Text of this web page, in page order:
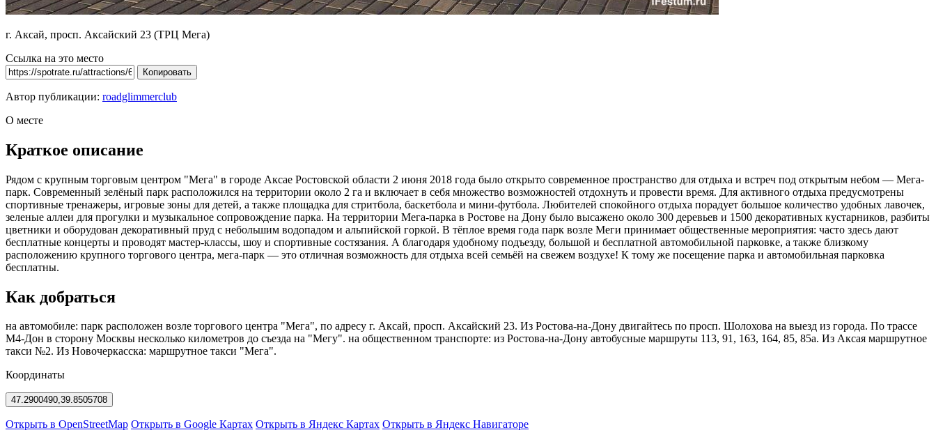
г. Аксай, просп. Аксайский 23 (ТРЦ Мега)
Ссылка на это место
Копировать
Автор публикации: roadglimmerclub
О месте
Краткое описание
Рядом с крупным торговым центром "Мега" в городе Аксае Ростовской области 2 июня 2018 года было открыто современное пространство для отдыха и встреч под открытым небом — Мега-
парк. Современный зелёный парк расположился на территории около 2 га и включает в себя множество возможностей отдохнуть и провести время. Для активного отдыха предусмотрены
спортивные тренажеры, игровые зоны для детей, а также площадка для стритбола, баскетбола и мини-футбола. Любителей спокойного отдыха порадует большое количество удобных лавочек,
зеленые аллеи для прогулки и музыкальное сопровождение парка. На территории Мега-парка в Ростове на Дону было высажено около 300 деревьев и 1500 декоративных кустарников, разбиты
цветники и оборудован декоративный пруд с небольшим водопадом и альпийской горкой. В тёплое время года парк возле Меги принимает общественные мероприятия: часто здесь дают
бесплатные концерты и проводят мастер-классы, шоу и спортивные состязания. А благодаря удобному подъезду, большой и бесплатной автомобильной парковке, а также близкому
расположению крупного торгового центра, мега-парк — это отличная возможность для отдыха всей семьёй на свежем воздухе! К тому же посещение парка и автомобильная парковка
бесплатны.
Как добраться
на автомобиле: парк расположен возле торгового центра "Мега", по адресу г. Аксай, просп. Аксайский 23. Из Ростова-на-Дону двигайтесь по просп. Шолохова на выезд из города. По трассе
М4-Дон в сторону Москвы несколько километров до съезда на "Мегу". на общественном транспорте: из Ростова-на-Дону автобусные маршруты 113, 91, 163, 164, 85, 85а. Из Аксая маршрутное
такси №2. Из Новочеркасска: маршрутное такси "Мега".
Координаты
47.2900490,39.8505708
Открыть в OpenStreetMap Открыть в Google Картах Открыть в Яндекс Картах Открыть в Яндекс Навигаторе